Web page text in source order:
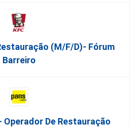
(m/f/d)- Fórum
Barreiro
Operador De Restauração